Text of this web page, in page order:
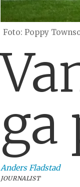
Poppy
ga
Anders Fladstad
JOURNALIST